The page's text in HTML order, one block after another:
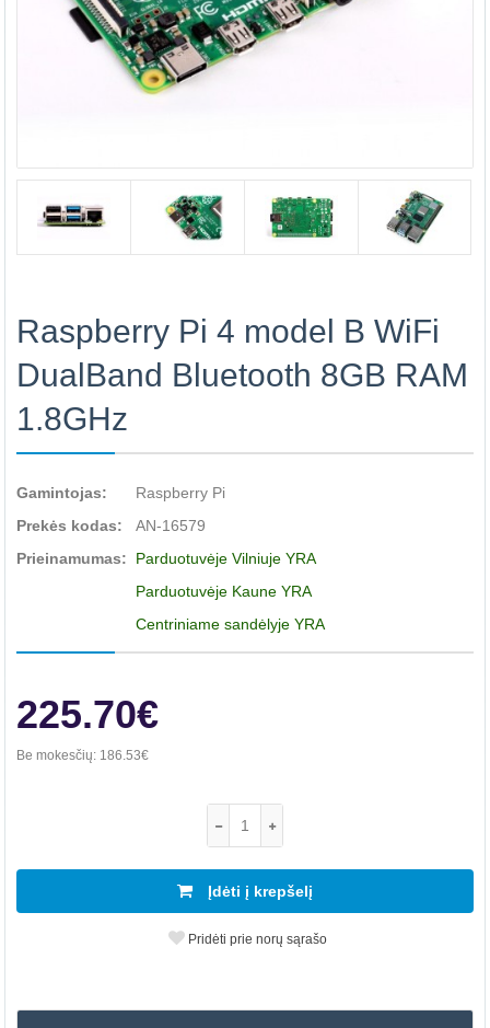
Raspberry Pi 4 model B WiFi
DualBand Bluetooth 8GB RAM
1.8GHz
Gamintojas:
Raspberry Pi
Prekės kodas:
AN-16579
Prieinamumas:
Parduotuvėje Vilniuje YRA
Parduotuvėje Kaune YRA
Centriniame sandėlyje YRA
225.70€
Be mokesčių: 186.53€
Įdėti į krepšelį
Pridėti prie norų sąrašo